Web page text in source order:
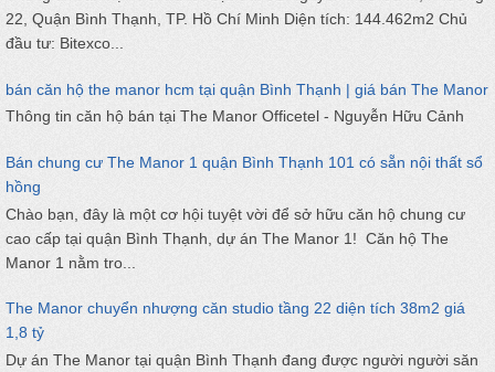
22, Quận Bình Thạnh, TP. Hồ Chí Minh Diện tích: 144.462m2 Chủ
đầu tư: Bitexco...
bán căn hộ the manor hcm tại quận Bình Thạnh | giá bán The Manor
Thông tin căn hộ bán tại The Manor Officetel - Nguyễn Hữu Cảnh
Bán chung cư The Manor 1 quận Bình Thạnh 101 có sẵn nội thất sổ
hồng
Chào bạn, đây là một cơ hội tuyệt vời để sở hữu căn hộ chung cư
cao cấp tại quận Bình Thạnh, dự án The Manor 1! Căn hộ The
Manor 1 nằm tro...
The Manor chuyển nhượng căn studio tầng 22 diện tích 38m2 giá
1,8 tỷ
Dự án The Manor tại quận Bình Thạnh đang được người người săn